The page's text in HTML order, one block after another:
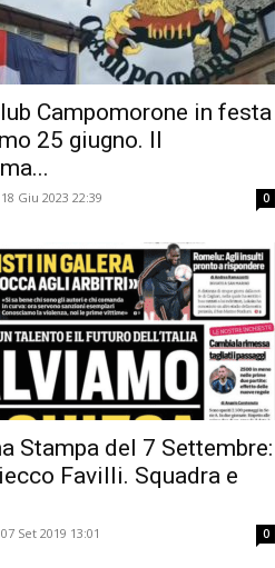
Campomorone in festa
25 giugno. Il
18 Giu 2023 22:39 0
Stampa del 7 Settembre:
Favilli. Squadra e
07 Set 2019 13:01 0